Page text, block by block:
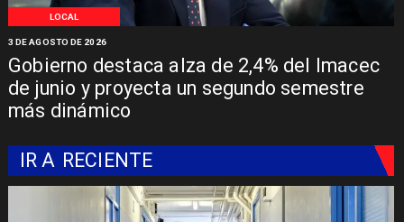
LOCAL
Gobierno destaca alza de 2,4% del Imacec
de junio y proyecta un segundo semestre
más dinámico
3 DE AGOSTO DE 2026
IR A RECIENTE